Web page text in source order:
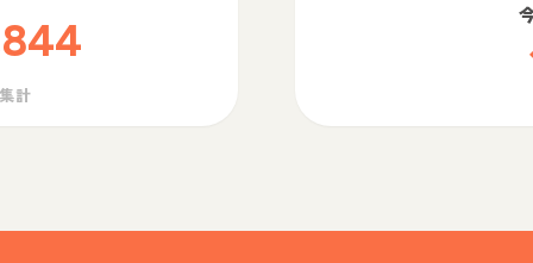
計